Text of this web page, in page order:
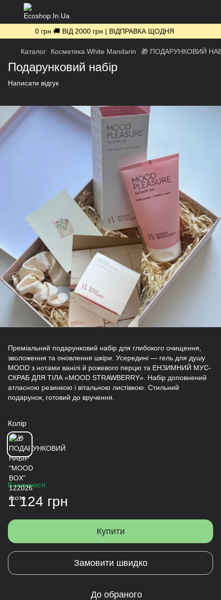
0 грн 🚚 ВІД 2000 грн | ВІДПРАВКА ЩОДНЯ
Каталог Косметика White Mandarin 🎁 ПОДАРУНКОВИЙ
Подарунковий набір
Написати відгук
Преміальний подарунковий набір для глибокого очищення,
зволоження та оновлення шкіри. Усередині — гель для душу
MOOD з нотами ванілі й рожевого перцю та ЕНЗИМНИЙ МУС-
СКРАБ ДЛЯ ТІЛА «MOOD STRAWBERRY». Набір доповнений
атласною резинкою і вітальною листівкою. Стильний
подарунок, готовий до вручення.
Колір
В наявності
1 124 грн
Купити
Замовити швидко
До обраного